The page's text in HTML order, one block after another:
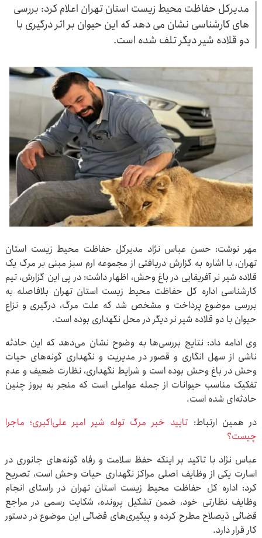
مدیرکل حفاظت محیط زیست استان تهران اعلام کرد: بررسی
‌های کارشناسی نشان می ‌دهد که این حیوان بر اثر درگیری با
دو قلاده شیر دیگر تلف شده است.
مهر نوشت: حسن عباس نژاد مدیرکل حفاظت محیط زیست استان
تهران، با اشاره به گزارش دریافتی از مجموعه ارم سبز مبنی بر مرگ یک
قلاده شیر نر آفریقایی در باغ وحش، اظهار داشت: در پی این گزارش، تیم
کارشناسی اداره کل حفاظت محیط زیست استان تهران بلافاصله به
بررسی موضوع پرداخت و مشخص شد که علت مرگ، درگیری و نزاع
حیوان با دو قلاده شیر نر دیگر در محل نگهداری بوده است.
وی ادامه داد: نتایج بررسی‌ها به وضوح نشان می‌دهد که این حادثه
ناشی از سهل انگاری و قصور در مدیریت و نگهداری گونه‌های حیات
وحش در باغ وحش بوده است و شرایط نگهداری، نظارت ضعیف و عدم
تفکیک مناسب حیوانات از جمله عواملی است که منجر به بروز چنین
حادثه‌ای شده است.
در همین ارتباط: تایید خبر مرگ توله شیر امیر علی‌اکبری؛ ماجرا
چیست؟
عباس نژاد با تاکید بر اینکه حفظ سلامت و رفاه گونه‌های جانوری در
اسارت یکی از وظایف اصلی مراکز نگهداری حیات وحش است، تصریح
کرد: اداره کل حفاظت محیط زیست استان تهران در راستای انجام
وظایف نظارتی خود، ضمن تشکیل پرونده، شکایت رسمی در مراجع
قضائی ذیصلاح مطرح کرده و پیگیری‌های قضائی این موضوع در دستور
کار قرار دارد.